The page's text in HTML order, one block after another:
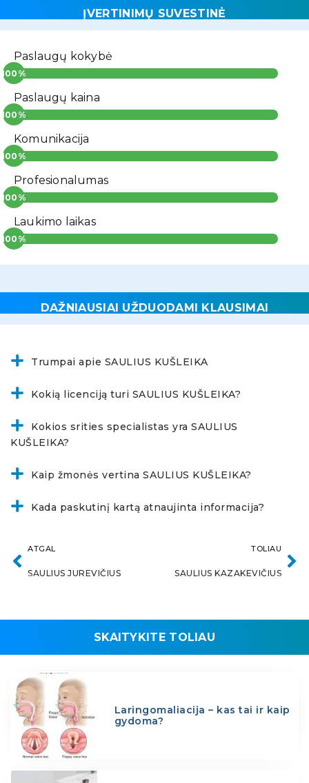
ĮVERTINIMŲ SUVESTINĖ
Paslaugų kokybė
Paslaugų kaina
Komunikacija
Profesionalumas
Laukimo laikas
DAŽNIAUSIAI UŽDUODAMI KLAUSIMAI
Trumpai apie SAULIUS KUŠLEIKA
Kokią licenciją turi SAULIUS KUŠLEIKA?
Kokios srities specialistas yra SAULIUS
KUŠLEIKA?
Kaip žmonės vertina SAULIUS KUŠLEIKA?
Kada paskutinį kartą atnaujinta informacija?
ATGAL
SAULIUS JUREVIČIUS
TOLIAU
SAULIUS KAZAKEVIČIUS
SKAITYKITE TOLIAU
Laringomaliacija – kas tai ir kaip
gydoma?